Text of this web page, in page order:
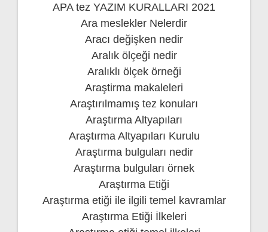
APA tez YAZIM KURALLARI 2021
Ara meslekler Nelerdir
Aracı değişken nedir
Aralık ölçeği nedir
Aralıklı ölçek örneği
Araştirma makaleleri
Araştırılmamış tez konuları
Araştırma Altyapıları
Araştırma Altyapıları Kurulu
Araştırma bulguları nedir
Araştırma bulguları örnek
Araştırma Etiği
Araştırma etiği ile ilgili temel kavramlar
Araştırma Etiği İlkeleri